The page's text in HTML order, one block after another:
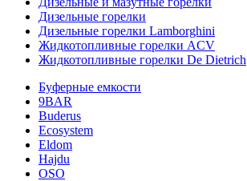
Дизельные горелки
Дизельные горелки Lamborghini
Жидкотопливные горелки ACV
Жидкотопливные горелки De Dietrich
Буферные емкости
9BAR
Buderus
Ecosystem
Eldom
Hajdu
OSO